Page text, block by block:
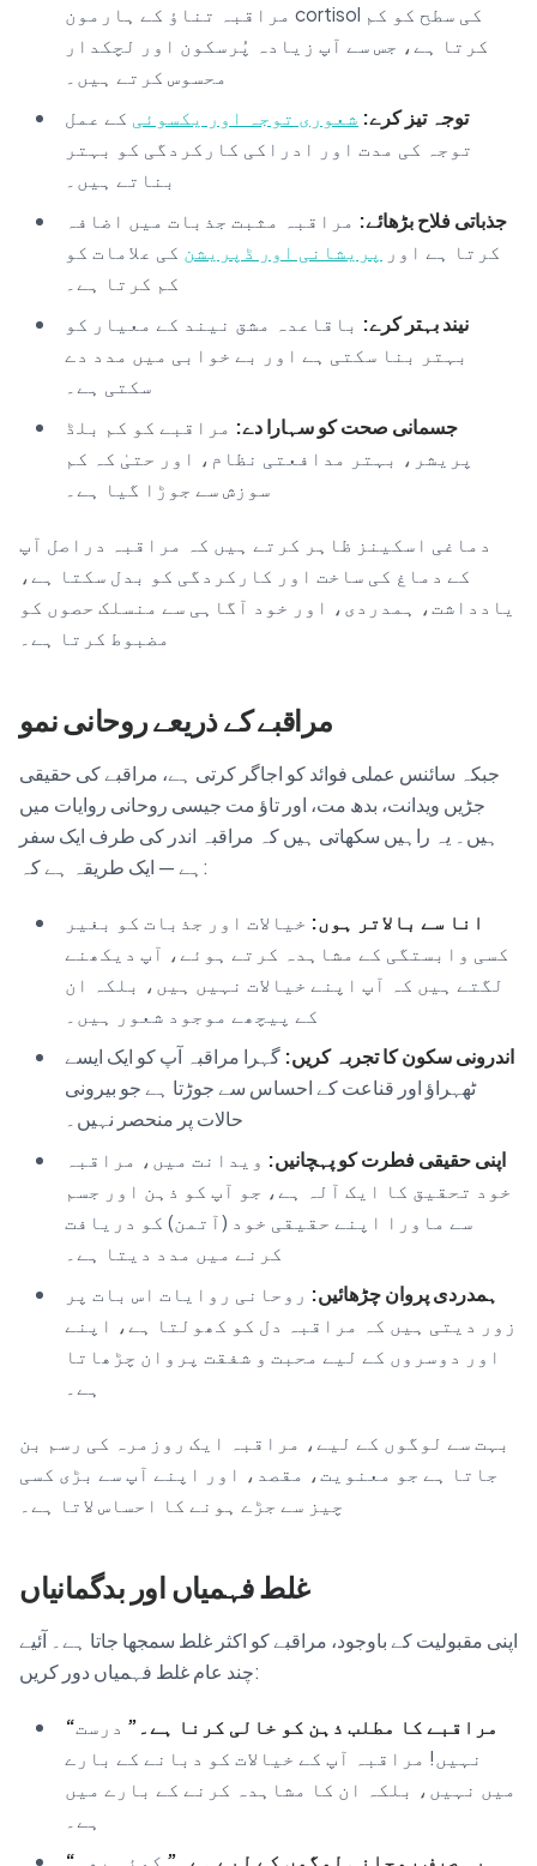
مراقبہ تناؤ کے ہارمون cortisol کی سطح کو کم
کرتا ہے، جس سے آپ زیادہ پُرسکون اور لچکدار
محسوس کرتے ہیں۔
توجہ تیز کرے: شعوری توجہ اور یکسوئی کے عمل
توجہ کی مدت اور ادراکی کارکردگی کو بہتر
بناتے ہیں۔
جذباتی فلاح بڑھائے: مراقبہ مثبت جذبات میں اضافہ
کرتا ہے اور پریشانی اور ڈپریشن کی علامات کو
کم کرتا ہے۔
نیند بہتر کرے: باقاعدہ مشق نیند کے معیار کو
بہتر بنا سکتی ہے اور بے خوابی میں مدد دے
سکتی ہے۔
جسمانی صحت کو سہارا دے: مراقبے کو کم بلڈ
پریشر، بہتر مدافعتی نظام، اور حتیٰ کہ کم
سوزش سے جوڑا گیا ہے۔
دماغی اسکینز ظاہر کرتے ہیں کہ مراقبہ دراصل آپ
کے دماغ کی ساخت اور کارکردگی کو بدل سکتا ہے،
یادداشت، ہمدردی، اور خود آگاہی سے منسلک حصوں کو
مضبوط کرتا ہے۔
مراقبے کے ذریعے روحانی نمو
جبکہ سائنس عملی فوائد کو اجاگر کرتی ہے، مراقبے کی حقیقی
جڑیں ویدانت، بدھ مت، اور تاؤ مت جیسی روحانی روایات میں
ہیں۔ یہ راہیں سکھاتی ہیں کہ مراقبہ اندر کی طرف ایک سفر
ہے — ایک طریقہ ہے کہ:
انا سے بالاتر ہوں: خیالات اور جذبات کو بغیر
کسی وابستگی کے مشاہدہ کرتے ہوئے، آپ دیکھنے
لگتے ہیں کہ آپ اپنے خیالات نہیں ہیں، بلکہ ان
کے پیچھے موجود شعور ہیں۔
اندرونی سکون کا تجربہ کریں: گہرا مراقبہ آپ کو ایک ایسے
ٹھہراؤ اور قناعت کے احساس سے جوڑتا ہے جو بیرونی
حالات پر منحصر نہیں۔
اپنی حقیقی فطرت کو پہچانیں: ویدانت میں، مراقبہ
خود تحقیق کا ایک آلہ ہے، جو آپ کو ذہن اور جسم
سے ماورا اپنے حقیقی خود (آتمن) کو دریافت
کرنے میں مدد دیتا ہے۔
ہمدردی پروان چڑھائیں: روحانی روایات اس بات پر
زور دیتی ہیں کہ مراقبہ دل کو کھولتا ہے، اپنے
اور دوسروں کے لیے محبت و شفقت پروان چڑھاتا
ہے۔
بہت سے لوگوں کے لیے، مراقبہ ایک روزمرہ کی رسم بن
جاتا ہے جو معنویت، مقصد، اور اپنے آپ سے بڑی کسی
چیز سے جڑے ہونے کا احساس لاتا ہے۔
غلط فہمیاں اور بدگمانیاں
اپنی مقبولیت کے باوجود، مراقبے کو اکثر غلط سمجھا جاتا ہے۔ آئیے
چند عام غلط فہمیاں دور کریں:
“مراقبے کا مطلب ذہن کو خالی کرنا ہے۔” درست
نہیں! مراقبہ آپ کے خیالات کو دبانے کے بارے
میں نہیں، بلکہ ان کا مشاہدہ کرنے کے بارے میں
ہے۔
“یہ صرف روحانی لوگوں کے لیے ہے۔” کوئی بھی